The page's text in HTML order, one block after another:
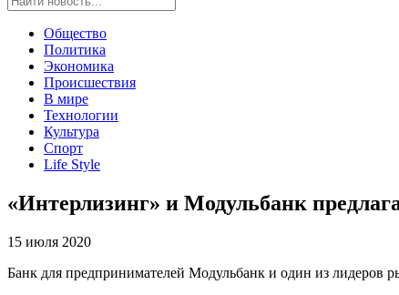
Общество
Политика
Экономика
Происшествия
В мире
Технологии
Культура
Спорт
Life Style
«Интерлизинг» и Модульбанк
15 июля 2020
Банк для предпринимателей Модульбанк и один из лидеров